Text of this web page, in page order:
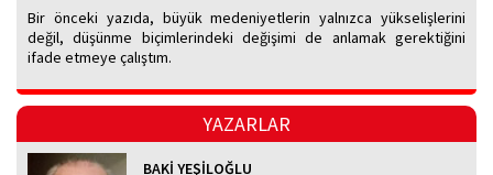
Bir önceki yazıda, büyük medeniyetlerin yalnızca yükselişlerini
değil, düşünme biçimlerindeki değişimi de anlamak gerektiğini
ifade etmeye çalıştım.
YAZARLAR
BAKİ YEŞİLOĞLU